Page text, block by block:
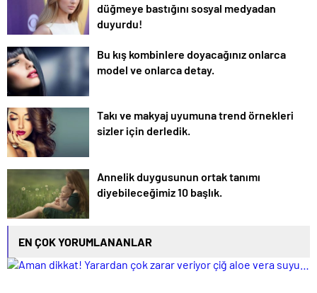
düğmeye bastığını sosyal medyadan
duyurdu!
Bu kış kombinlere doyacağınız onlarca
model ve onlarca detay.
Takı ve makyaj uyumuna trend örnekleri
sizler için derledik.
Annelik duygusunun ortak tanımı
diyebileceğimiz 10 başlık.
EN ÇOK YORUMLANANLAR